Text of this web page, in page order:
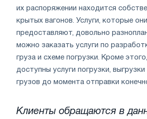
их распоряжении находится
крытых вагонов. Услуги, которые они
предоставляют, довольно
можно заказать услуги по
груза и схеме погрузки. Кроме
доступны услуги погрузки, выгрузки
грузов до момента отправки
Клиенты обращаются в